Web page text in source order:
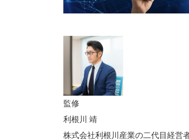
監修
利根川 靖
株式会社利根川産業の二代目経営